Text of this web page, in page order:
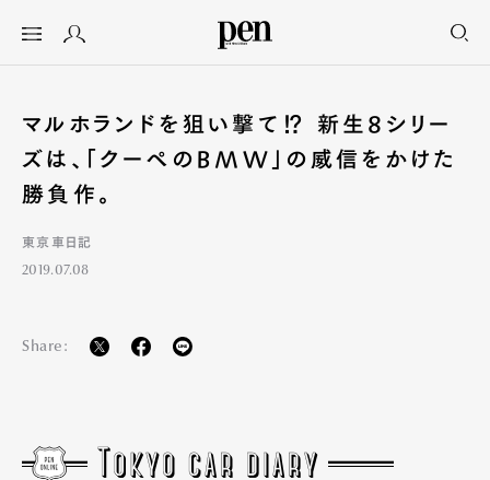
マルホランドを狙い撃て⁉ 新生8シリー
ズは、「クーペのBMW」の威信をかけた
勝負作。
東京車日記
2019.07.08
Share: